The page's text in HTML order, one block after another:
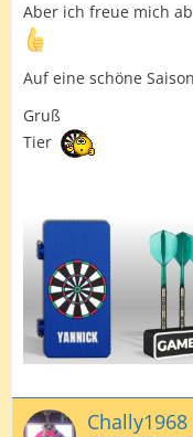
Aber ich freue mich
Auf eine schöne
Gruß
Tier
Chally1968